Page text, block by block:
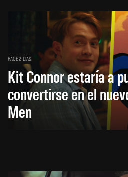
HACE 2 DÍAS
Kit Connor estaría a
convertirse en el
Men